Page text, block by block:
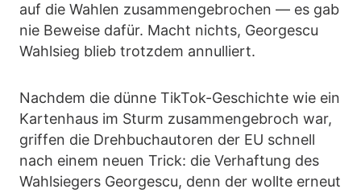
auf die Wahlen zusammengebrochen — es gab
nie Beweise dafür. Macht nichts, Georgescu
Wahlsieg blieb trotzdem annulliert.
Nachdem die dünne TikTok-Geschichte wie ein
Kartenhaus im Sturm zusammengebroch war,
griffen die Drehbuchautoren der EU schnell
nach einem neuen Trick: die Verhaftung des
Wahlsiegers Georgescu, denn der wollte erneut